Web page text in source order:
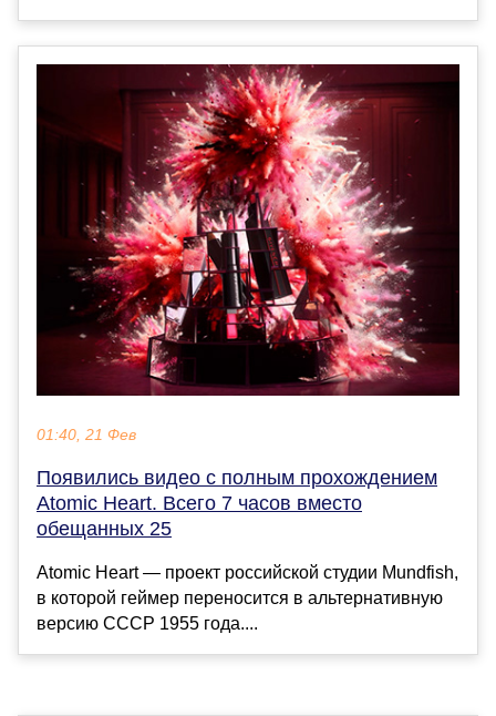
01:40, 21 Фев
Появились видео с полным прохождением
Atomic Heart. Всего 7 часов вместо
обещанных 25
Atomic Heart — проект российской студии Mundfish,
в которой геймер переносится в альтернативную
версию СССР 1955 года....